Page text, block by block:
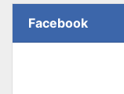
Facebook